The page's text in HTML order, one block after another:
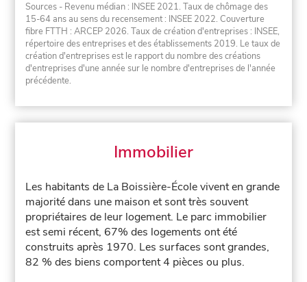
Sources - Revenu médian : INSEE 2021. Taux de chômage des
15-64 ans au sens du recensement : INSEE 2022. Couverture
fibre FTTH : ARCEP 2026. Taux de création d'entreprises : INSEE,
répertoire des entreprises et des établissements 2019. Le taux de
création d'entreprises est le rapport du nombre des créations
d'entreprises d'une année sur le nombre d'entreprises de l'année
précédente.
Immobilier
Les habitants de La Boissière-École vivent en grande
majorité dans une maison et sont très souvent
propriétaires de leur logement. Le parc immobilier
est semi récent, 67% des logements ont été
construits après 1970. Les surfaces sont grandes,
82 % des biens comportent 4 pièces ou plus.